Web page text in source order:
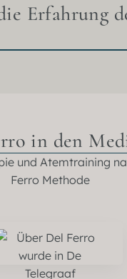
Erfahrung
in den